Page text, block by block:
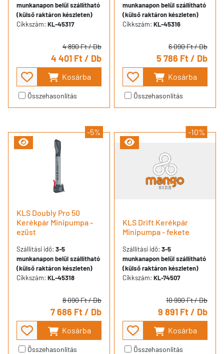
munkanapon belül szállítható
(külső raktáron készleten)
Cikkszám: KL-45317
4 890 Ft/ Db
4 401 Ft/ Db
Kosárba
Összehasonlítás
munkanapon belül szállítható
(külső raktáron készleten)
Cikkszám: KL-45316
6 090 Ft/ Db
5 786 Ft/ Db
Kosárba
Összehasonlítás
-5%
KLS Doubly Pro 50
Kerékpár Minipumpa -
ezüst
Szállítási idő: 3-5
munkanapon belül szállítható
(külső raktáron készleten)
Cikkszám: KL-45318
8 090 Ft/ Db
7 686 Ft/ Db
Kosárba
Összehasonlítás
-10%
KLS Drift Kerékpár
Minipumpa - fekete
Szállítási idő: 3-5
munkanapon belül szállítható
(külső raktáron készleten)
Cikkszám: KL-74507
10 990 Ft/ Db
9 891 Ft/ Db
Kosárba
Összehasonlítás